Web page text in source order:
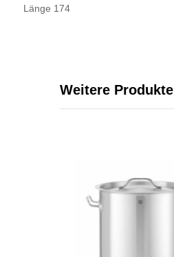
Länge 174
Weitere Produkte